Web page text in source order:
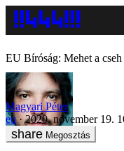
EU Bíróság: Mehet a
Magyari Péter
eu
2020. november 19.
Megosztás